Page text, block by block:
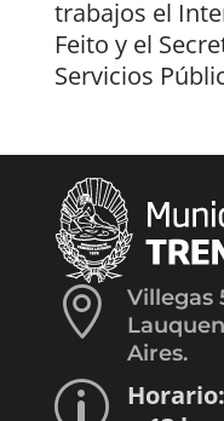
trabajos el
Feito y el
Servicios

Villegas
Aires.
p Horario: